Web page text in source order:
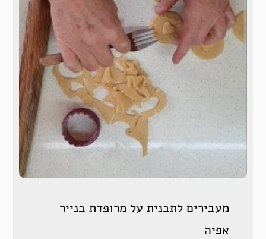
מעבירים לתבנית על מרופדת בנייר
אפיה